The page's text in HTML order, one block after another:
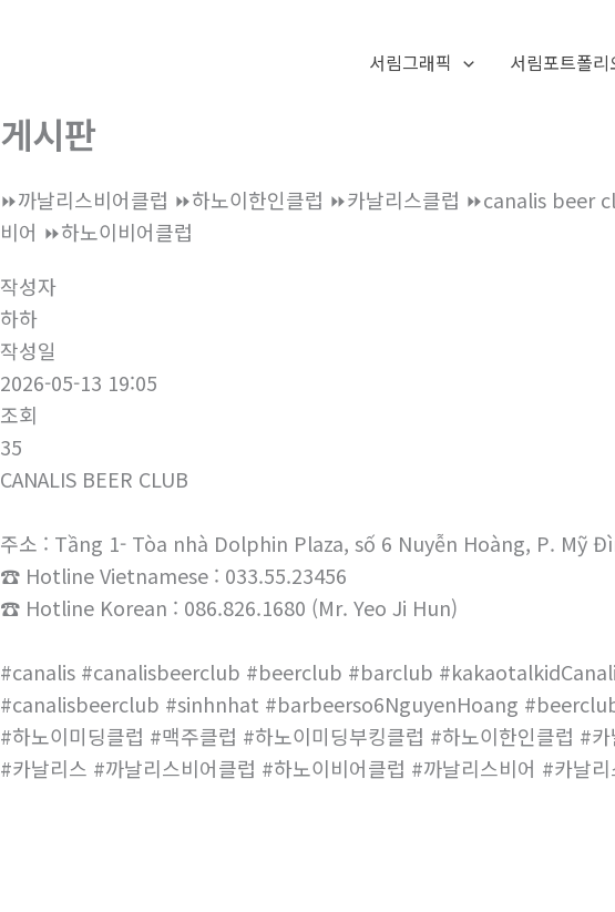
서림그래픽 서림포트폴리
게시판
⏩까날리스비어클럽 ⏩하노이한인클럽 ⏩‍‍카날리스클럽 ⏩‍canalis
비어 ‍‍⏩하노이비어클럽
작성자
하하
작성일
2026-05-13 19:05
조회
35
CANALIS BEER CLUB
주소 : Tầng 1- Tòa nhà Dolphin Plaza, số 6 Nuyễn Hoàng, P. Mỹ
☎ Hotline Vietnamese : 033.55.23456
☎ Hotline Korean : 086.826.1680 (Mr. Yeo Ji Hun)
#canalis #canalisbeerclub #beerclub #barclub
#canalisbeerclub #sinhnhat #barbeerso6NguyenHoang
#하노이미딩클럽 #맥주클럽 #하노이미딩부킹클럽 #하노이한인클럽 #카
#카날리스 #까날리스비어클럽 #하노이비어클럽 #까날리스비어 #카날리